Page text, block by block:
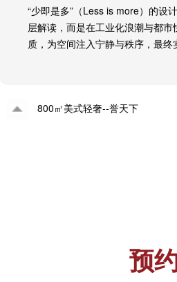
“少即是多”（Less is more）的设
层解读，而是在工业化浪潮与都
质，为空间注入宁静与秩序，最终
800㎡美式轻奢--誉天下
预